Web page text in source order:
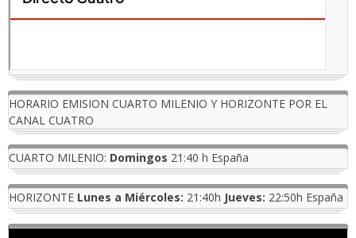
HORARIO EMISION CUARTO MILENIO Y HORIZONTE POR EL
CANAL CUATRO
CUARTO MILENIO: Domingos 21:40 h España
HORIZONTE Lunes a Miércoles: 21:40h Jueves: 22:50h España